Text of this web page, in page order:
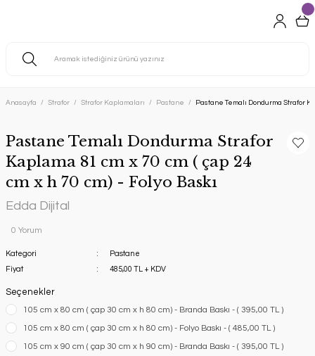
Anasayfa Strafor Strafor Kaplamaları Pastane Pastane Temalı Dondurma Strafor
Pastane Temalı Dondurma Strafor
Kaplama 81 cm x 70 cm ( çap 24
cm x h 70 cm) - Folyo Baskı
Edda Dijital
0 Yorum
Kategori
Pastane
Fiyat
485,00 TL + KDV
Seçenekler
105 cm x 80 cm ( çap 30 cm x h 80 cm) - Branda Baskı - ( 395,00 TL )
105 cm x 80 cm ( çap 30 cm x h 80 cm) - Folyo Baskı - ( 485,00 TL )
105 cm x 90 cm ( çap 30 cm x h 90 cm) - Branda Baskı - ( 395,00 TL )